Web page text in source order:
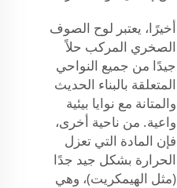
أخيرًا، يعتبر لوح الصوف
الصخري المركب حلاً
جيدًا من جميع النواحي
المتعلقة بالبناء الحديث
والمتانة مع نوايا بيئية
واعية. من ناحية أخرى،
فإن المادة التي تعزل
الحرارة بشكل جيد جدًا
(مثل الهيمكريت)، وهي